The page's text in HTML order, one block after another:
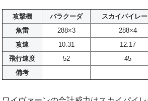
攻撃機 バラクーダ スカイパイレー
魚雷
288×3 288×4
攻速
10.31 12.17
飛行速度
52 45
備考